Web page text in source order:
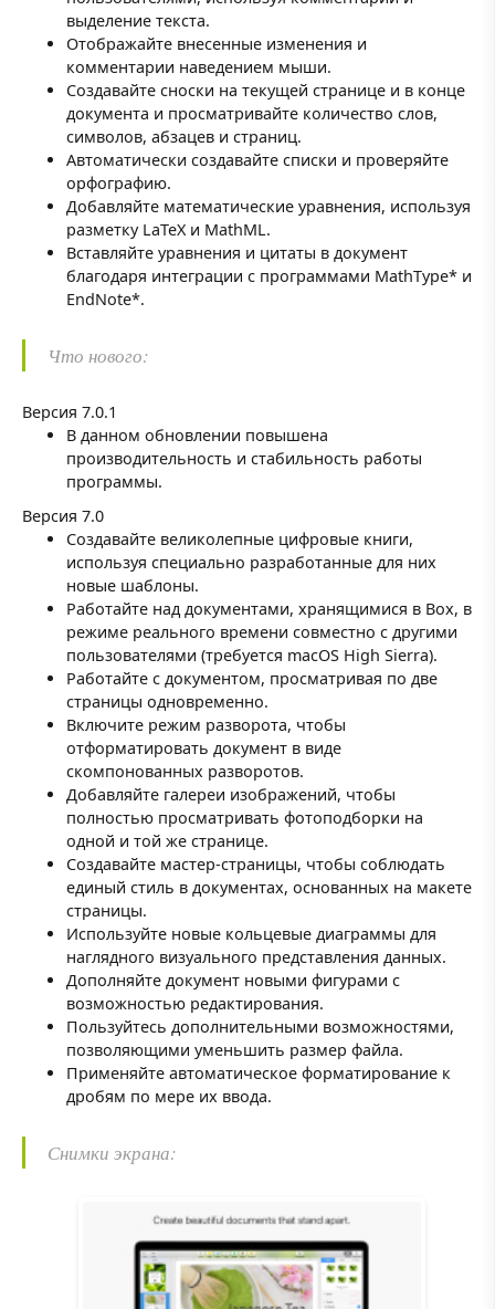
выделение текста.
Отображайте внесенные изменения и
комментарии наведением мыши.
Создавайте сноски на текущей странице и в конце
документа и просматривайте количество слов,
символов, абзацев и страниц.
Автоматически создавайте списки и проверяйте
орфографию.
Добавляйте математические уравнения, используя
разметку LaTeX и MathML.
Вставляйте уравнения и цитаты в документ
благодаря интеграции с программами MathType* и
EndNote*.
Что нового:
Версия 7.0.1
В данном обновлении повышена
производительность и стабильность работы
программы.
Версия 7.0
Создавайте великолепные цифровые книги,
используя специально разработанные для них
новые шаблоны.
Работайте над документами, хранящимися в Box, в
режиме реального времени совместно с другими
пользователями (требуется macOS High Sierra).
Работайте с документом, просматривая по две
страницы одновременно.
Включите режим разворота, чтобы
отформатировать документ в виде
скомпонованных разворотов.
Добавляйте галереи изображений, чтобы
полностью просматривать фотоподборки на
одной и той же странице.
Создавайте мастер-страницы, чтобы соблюдать
единый стиль в документах, основанных на макете
страницы.
Используйте новые кольцевые диаграммы для
наглядного визуального представления данных.
Дополняйте документ новыми фигурами с
возможностью редактирования.
Пользуйтесь дополнительными возможностями,
позволяющими уменьшить размер файла.
Применяйте автоматическое форматирование к
дробям по мере их ввода.
Снимки экрана: